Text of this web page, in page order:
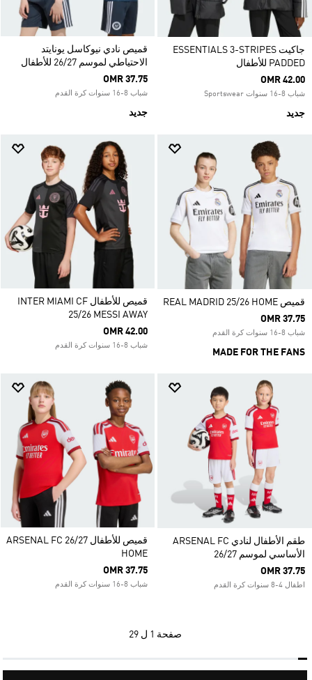
جاكيت ESSENTIALS 3-STRIPES
PADDED للأطفال
OMR 42.00
شباب 8-16 سنوات Sportswear
جديد
قميص نادي نيوكاسل يونايتد
الاحتياطي لموسم 26/27 للأطفال
OMR 37.75
شباب 8-16 سنوات كرة القدم
جديد
قميص REAL MADRID 25/26 HOME
OMR 37.75
شباب 8-16 سنوات كرة القدم
MADE FOR THE FANS
قميص للأطفال INTER MIAMI CF
25/26 MESSI AWAY
OMR 42.00
شباب 8-16 سنوات كرة القدم
طقم الأطفال لنادي ARSENAL FC
الأساسي لموسم 26/27
OMR 37.75
اطفال 4-8 سنوات كرة القدم
قميص للأطفال ARSENAL FC 26/27
HOME
OMR 37.75
شباب 8-16 سنوات كرة القدم
صفحة 1 ل 29